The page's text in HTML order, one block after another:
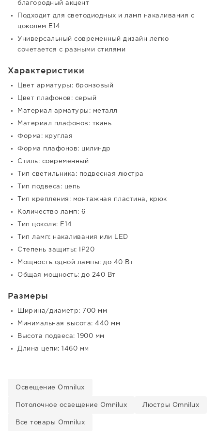
благородный акцент
Подходит для светодиодных и ламп накаливания с
цоколем E14
Универсальный современный дизайн легко
сочетается с разными стилями
Характеристики
Цвет арматуры: бронзовый
Цвет плафонов: серый
Материал арматуры: металл
Материал плафонов: ткань
Форма: круглая
Форма плафонов: цилиндр
Стиль: современный
Тип светильника: подвесная люстра
Тип подвеса: цепь
Тип крепления: монтажная пластина, крюк
Количество ламп: 6
Тип цоколя: E14
Тип ламп: накаливания или LED
Степень защиты: IP20
Мощность одной лампы: до 40 Вт
Общая мощность: до 240 Вт
Размеры
Ширина/диаметр: 700 мм
Минимальная высота: 440 мм
Высота подвеса: 1900 мм
Длина цепи: 1460 мм
Освещение Omnilux
Потолочное освещение Omnilux Люстры Omnilux
Все товары Omnilux